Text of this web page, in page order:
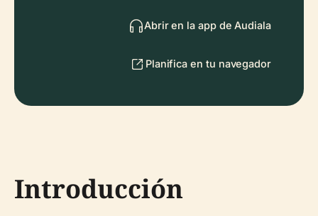
Abrir en la app de Audiala
Planifica en tu navegador
Introducción